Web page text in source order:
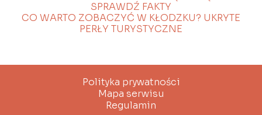
SPRAWDŹ FAKTY
CO WARTO ZOBACZYĆ W KŁODZKU? UKRYTE
PERŁY TURYSTYCZNE
Polityka prywatności
Mapa serwisu
Regulamin